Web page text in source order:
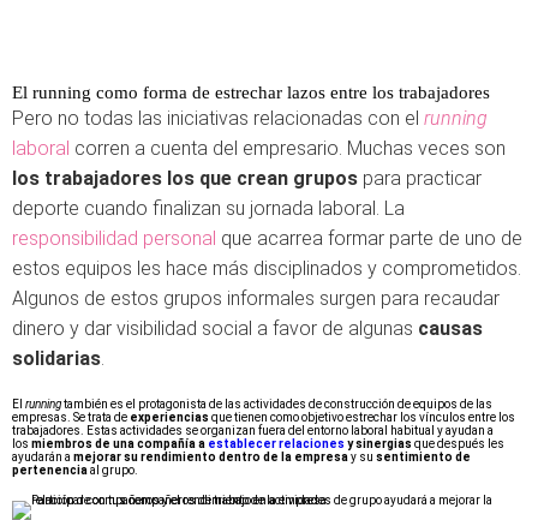
El running como forma de estrechar lazos entre los trabajadores
Pero no todas las iniciativas relacionadas con el running
laboral corren a cuenta del empresario. Muchas veces son
los trabajadores los que crean grupos para practicar
deporte cuando finalizan su jornada laboral. La
responsibilidad personal que acarrea formar parte de uno de
estos equipos les hace más disciplinados y comprometidos.
Algunos de estos grupos informales surgen para recaudar
dinero y dar visibilidad social a favor de algunas causas
solidarias.
El runningtambién es el protagonista de las actividades de construcción de equipos de las
empresas. Se trata de experiencias que tienen como objetivo estrechar los vínculos entre los
trabajadores. Estas actividades se organizan fuera del entorno laboral habitual y ayudan a
los miembros de una compañía a establecer relaciones y sinergias que después les
ayudarán a mejorar su rendimiento dentro de la empresay su sentimiento de
pertenenciaal grupo.